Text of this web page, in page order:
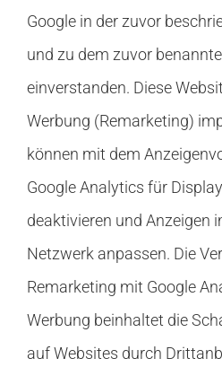
Google in der zuvor
und zu dem zuvor
einverstanden. Diese
Werbung (Remarketing)
können mit dem
Google Analytics für
deaktivieren und Anzeigen
Netzwerk anpassen. Die
Remarketing mit Google
Werbung beinhaltet die
auf Websites durch